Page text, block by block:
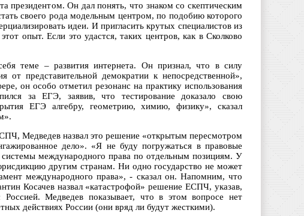
президентом. Он дал понять, что знаком со скептическим
своего рода модельным центром, по подобию которого
идеи. И пригласить крутых специалистов из
опыт. Если это удастся, таких центров, как в Сколково
теме – развития интернета. Он признал, что в силу
от представительной демократии к непосредственной»,
он особо отметил резонанс на практику использования
за ЕГЭ, заявив, что тестирование доказало свою
ЕГЭ алгебру, геометрию, химию, физику», сказал
Медведев назвал это решение «открытым пересмотром
дело». «Я не буду погружаться в правовые
международного права по отдельным позициям. У
другим странам. Ни одно государство не может
международного права», - сказал он. Напомним, что
Косачев назвал «катастрофой» решение ЕСПЧ, указав,
Медведев показывает, что в этом вопросе нет
действиях России (они вряд ли будут жесткими).